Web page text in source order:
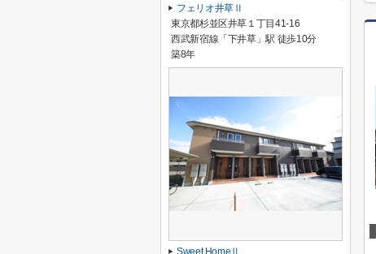
フェリオ井草Ⅱ
東京都杉並区井草１丁目41-16
西武新宿線「下井草」駅 徒歩10分
築8年
Sweet HomeⅡ